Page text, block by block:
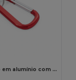
Mosquetão em alumínio com argola para porta-chaves